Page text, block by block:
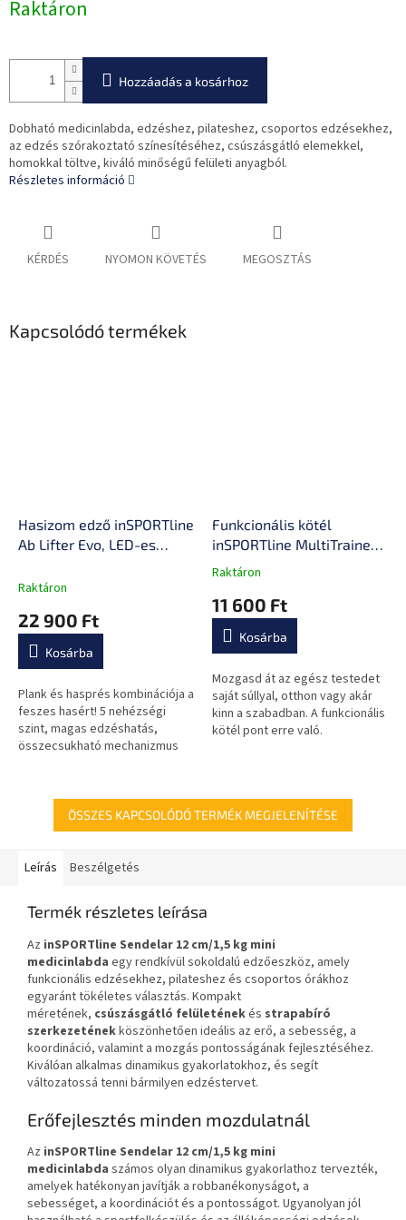
Raktáron
Hozzáadás a kosárhoz
Dobható medicinlabda, edzéshez, pilateshez, csoportos edzésekhez,
az edzés szórakoztató színesítéséhez, csúszásgátló elemekkel,
homokkal töltve, kiváló minőségű felületi anyagból.
Részletes információ
KÉRDÉS NYOMON KÖVETÉS MEGOSZTÁS
Kapcsolódó termékek
Hasizom edző inSPORTline
Ab Lifter Evo, LED-es
acélszerkezet, 5
habszivacs görgők
Raktáron
22 900 Ft
Kosárba
Plank és hasprés kombinációja a
feszes hasért! 5 nehézségi
szint, magas edzéshatás,
összecsukható mechanizmus
Funkcionális kötél
inSPORTline MultiTrainer
XS
A
átlagos
értékelése
0,0
csillag.
Raktáron
11 600 Ft
Kosárba
Mozgasd át az egész testedet
saját súllyal, otthon vagy akár
kinn a szabadban. A funkcionális
kötél pont erre való.
ÖSSZES KAPCSOLÓDÓ TERMÉK MEGJELENÍTÉSE
Leírás Beszélgetés
Termék részletes leírása
Az inSPORTline Sendelar 12 cm/1,5 kg mini
medicinlabda egy rendkívül sokoldalú edzőeszköz, amely
funkcionális edzésekhez, pilateshez és csoportos órákhoz
egyaránt tökéletes választás. Kompakt
méretének, csúszásgátló felületénekés strapabíró
szerkezeténekköszönhetően ideális az erő, a sebesség, a
koordináció, valamint a mozgás pontosságának fejlesztéséhez.
Kiválóan alkalmas dinamikus gyakorlatokhoz, és segít
változatossá tenni bármilyen edzéstervet.
Erőfejlesztés minden mozdulatnál
Az inSPORTline Sendelar 12 cm/1,5 kg mini
medicinlabda számos olyan dinamikus gyakorlathoz tervezték,
amelyek hatékonyan javítják a robbanékonyságot, a
sebességet, a koordinációt és a pontosságot. Ugyanolyan jól